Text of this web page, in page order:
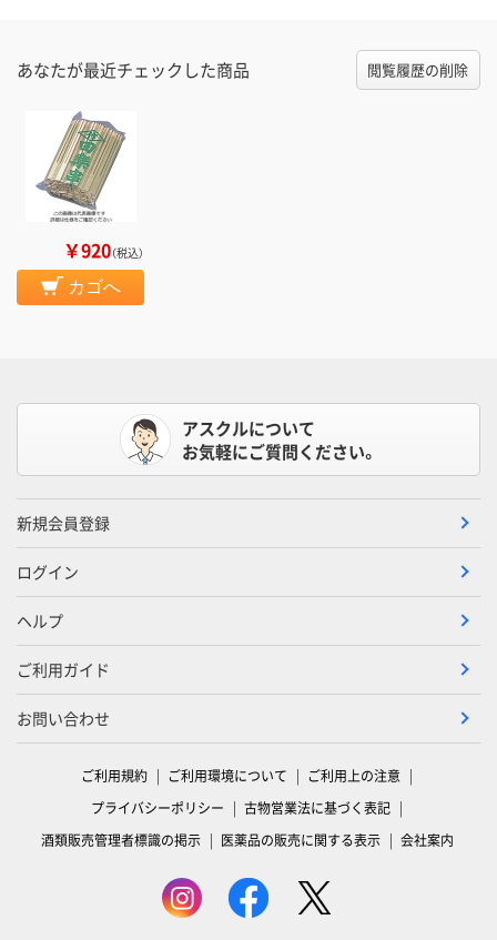
あなたが最近チェックした商品 閲覧履歴の削除
￥920（税込）
カゴへ
アスクルについて
お気軽にご質問ください。
新規会員登録
ログイン
ヘルプ
ご利用ガイド
お問い合わせ
ご利用規約 ご利用環境について
ご利用上の注意
プライバシーポリシー
古物営業法に基づく表記
酒類販売管理者標識の掲示
医薬品の販売に関する表示 会社案内